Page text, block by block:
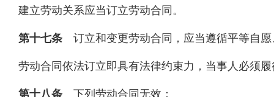
建立劳动关系应当订立劳动合同。
第十七条 订立和变更劳动合同，应当遵循平等自
劳动合同依法订立即具有法律约束力，当事人必须
第十八条 下列劳动合同无效：